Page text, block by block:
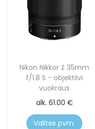
Nikon Nikkor Z 35mm
f/1.8 S - objektiivi
vuokraus
alk. 61.00 €
Valitse pvm.